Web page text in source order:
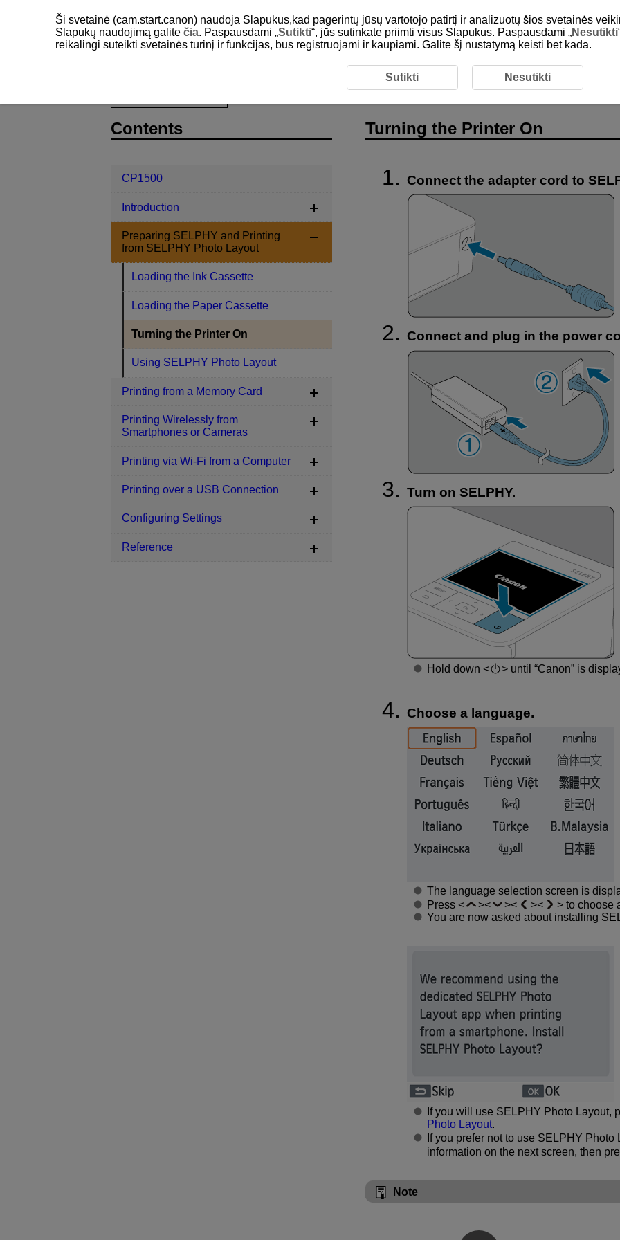
Preparing SELPHY and Printing from SELPHY Photo Layout Turning the
Turning the Printer On
Connect the adapter cord to
Connect and plug in the power
Turn on SELPHY.
Hold down until “Canon” is
Choose a language.
The language selection screen is
Press
to choose
You are now asked about installing
If you will use SELPHY Photo Layout,
Photo Layout.
If you prefer not to use SELPHY
information on the next screen, then
Note
Contents
CP1500
Introduction
Preparing SELPHY and Printing
from SELPHY Photo Layout
Loading the Ink Cassette
Loading the Paper Cassette
Turning the Printer On
Using SELPHY Photo Layout
Printing from a Memory Card
Printing Wirelessly from
Smartphones or Cameras
Printing via Wi-Fi from a Computer
Printing over a USB Connection
Configuring Settings
Reference
Ši svetainė (cam.start.canon) naudoja Slapukus,kad pagerintų jūsų vartotojo patirtį ir analizuotų šios svetainės
Slapukų naudojimą galite čia. Paspausdami „Sutikti“, jūs sutinkate priimti visus Slapukus. Paspausdami „Nesutikti
reikalingi suteikti svetainės turinį ir funkcijas, bus registruojami ir kaupiami. Galite šį nustatymą keisti bet kada.
Sutikti Nesutikti